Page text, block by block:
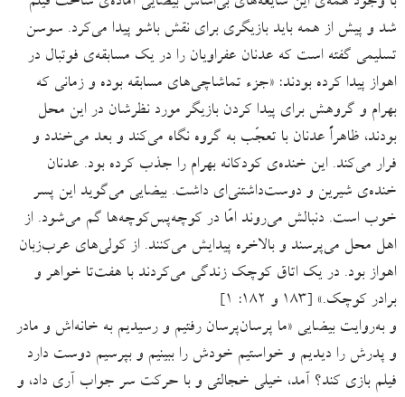
‌شد و پیش از همه باید بازیگری برای نقش باشو پیدا می‌کرد. سوسن
تسلیمی گفته است که عدنان عفراویان را در یک مسابقه‌ی فوتبال در
اهواز پیدا کرده بودند: «جزء تماشاچی‌های مسابقه بوده و زمانی که
بهرام و گروهش برای پیدا کردن بازیگر مورد نظرشان در این محل
بودند، ظاهراً عدنان با تعجّب به گروه نگاه می‌کند و بعد می‌خندد و
فرار می‌کند. این خنده‌ی کودکانه بهرام را جذب کرده بود. عدنان
خنده‌ی شیرین و دوست‌داشتنی‌ای داشت. بیضایی می‌گوید این پسر
خوب است. دنبالش می‌روند امّا در کوچه‌پس‌کوچه‌ها گم می‌شود. از
اهل محل می‌پرسند و بالاخره پیدایش می‌کنند. از کولی‌های عرب‌زبان
اهواز بود. در یک اتاق کوچک زندگی می‌کردند با هفت‌تا خواهر و
برادر کوچک.» [۱۸۳ و ۱۸۲: ۱]
و به‌روایت بیضایی «ما پرسان‌پرسان رفتیم و رسیدیم به خانه‌اش و مادر
و پدرش را دیدیم و خواستیم خودش را ببینیم و بپرسیم دوست دارد
فیلم بازی کند؟ آمد، خیلی خجالتی و با حرکت سر جواب آری داد، و